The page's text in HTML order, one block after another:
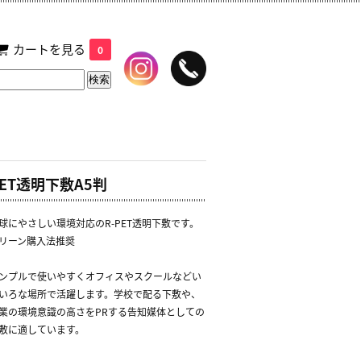
カートを見る 0
透明下敷A5判
にやさしい環境対応のR-PET透明下敷です。
ーン購入法推奨
プルで使いやすくオフィスやスクールなどい
ろな場所で活躍します。学校で配る下敷や、
の環境意識の高さをPRする告知媒体としての
に適しています。